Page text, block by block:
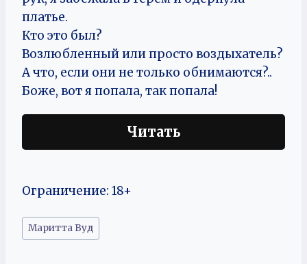
платье.
Кто это был?
Возлюбленный или просто воздыхатель?
А что, если они не только обнимаются?..​​​​​​​​​​​​​​​​​​​​​​​​​​​​​​​​​​​​​​​​​​​​
​​​​​​​Боже, вот я попала, так попала!​​​​​​
Читать
Ограничение: 18+
Метки
записи:
Маритта Вуд